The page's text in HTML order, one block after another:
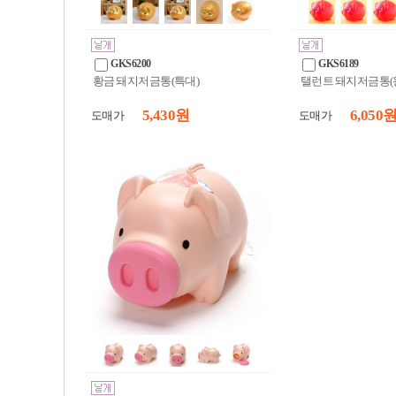
GKS6200
황금 돼지저금통(특대)
도매가 5,430 원
GKS6189
탤런트 돼지저금통(
도매가 6,050